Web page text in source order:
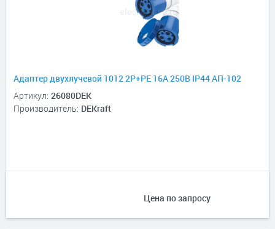
Адаптер двухлучевой 1012 2Р+РЕ 16А 250В IP44 АП-102
Артикул: 26080DEK
Производитель: DEKraft
Цена по запросу